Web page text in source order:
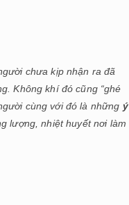
chưa kịp nhận ra đã
Không khí đó cũng “ghé
cùng với đó là những ý
lượng, nhiệt huyết nơi làm